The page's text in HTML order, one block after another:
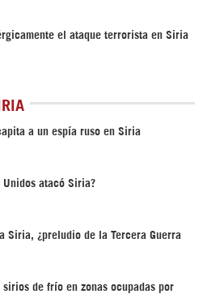
el ataque terrorista en Siria
a un espía ruso en Siria
Unidos atacó Siria?
a Siria, ¿preludio de la Tercera Guerra
sirios de frío en zonas ocupadas por